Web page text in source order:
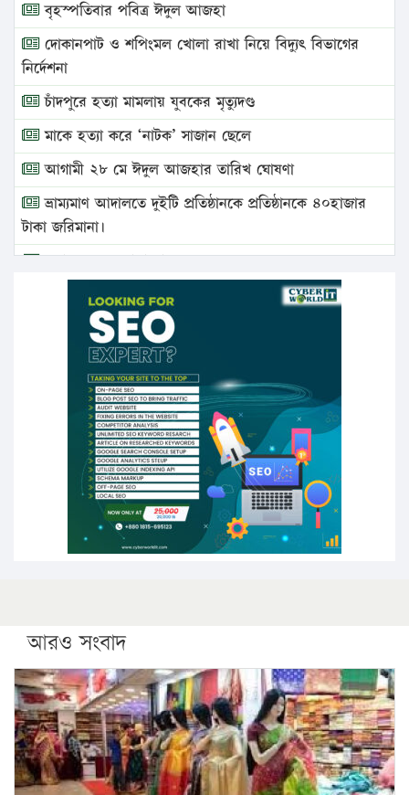
বৃহস্পতিবার পবিত্র ঈদুল আজহা
দোকানপাট ও শপিংমল খোলা রাখা নিয়ে বিদ্যুৎ বিভাগের
নির্দেশনা
চাঁদপুরে হত্যা মামলায় যুবকের মৃত্যুদণ্ড
মাকে হত্যা করে ‘নাটক’ সাজান ছেলে
আগামী ২৮ মে ঈদুল আজহার তারিখ ঘোষণা
ভ্রাম্যমাণ আদালতে দুইটি প্রতিষ্ঠানকে প্রতিষ্ঠানকে ৪০হাজার
টাকা জরিমানা।
এবার লঞ্চের ভাড়া বাড়ল
১৭ থেকে ২১ শতাংশ বিদ্যুতের দাম বাড়ানোর প্রস্তাব পিডিবির
১৬ মে চাঁদপুর ও ২৫ মে ফেনী সফরে যাবেন প্রধানমন্ত্রী
উচ্চশিক্ষায় গৌরবময় অর্জন: পূর্ণ স্কলারশিপে যুক্তরাষ্ট্রে
পিএইচডি করছেন কুয়েটের কৃতি…
সারা দেশে বজ্রাঘাতে ১৪ জনের প্রাণহানি
কঠোর হচ্ছে এসএসসি ও এইচএসসি পরীক্ষা
ফরিদগঞ্জে আগুনে পুড়লো ৬ ব্যবসা প্রতিষ্ঠান
আরও সংবাদ